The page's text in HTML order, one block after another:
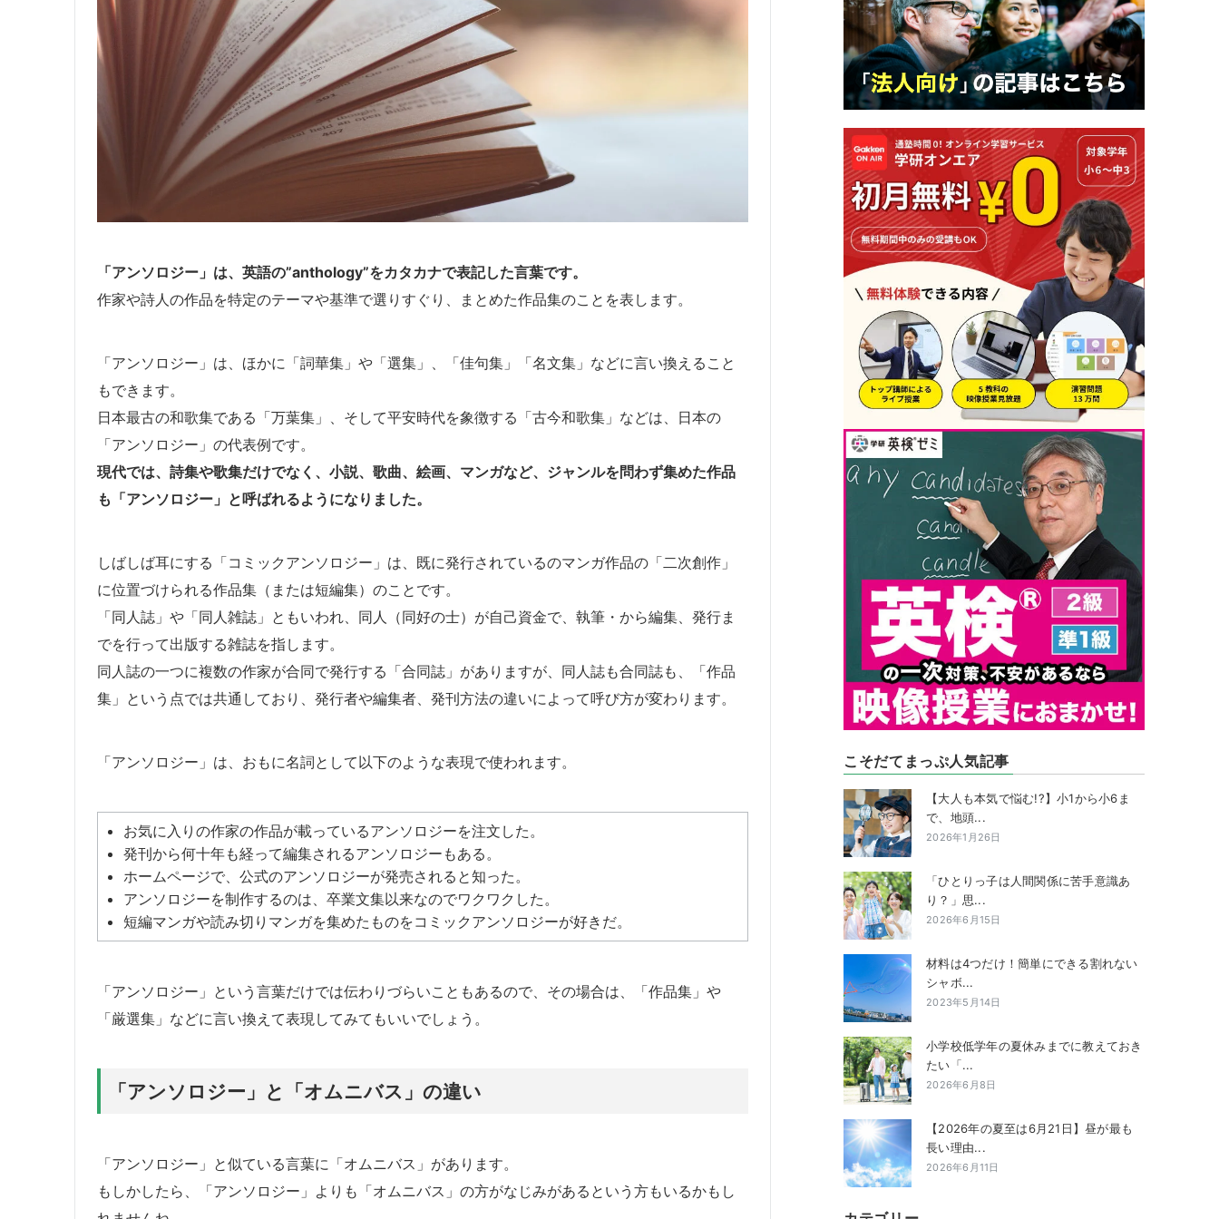
「アンソロジー」は、英語の”anthology”をカタカナで表記した言葉です。
作家や詩人の作品を特定のテーマや基準で選りすぐり、まとめた作品集のことを表します。
「アンソロジー」は、ほかに「詞華集」や「選集」、「佳句集」「名文集」などに言い換えること
もできます。
日本最古の和歌集である「万葉集」、そして平安時代を象徴する「古今和歌集」などは、日本の
「アンソロジー」の代表例です。
現代では、詩集や歌集だけでなく、小説、歌曲、絵画、マンガなど、ジャンルを問わず集めた作品
も「アンソロジー」と呼ばれるようになりました。
しばしば耳にする「コミックアンソロジー」は、既に発行されているのマンガ作品の「二次創作」
に位置づけられる作品集（または短編集）のことです。
「同人誌」や「同人雑誌」ともいわれ、同人（同好の士）が自己資金で、執筆・から編集、発行ま
でを行って出版する雑誌を指します。
同人誌の一つに複数の作家が合同で発行する「合同誌」がありますが、同人誌も合同誌も、「作品
集」という点では共通しており、発行者や編集者、発刊方法の違いによって呼び方が変わります。
「アンソロジー」は、おもに名詞として以下のような表現で使われます。
お気に入りの作家の作品が載っているアンソロジーを注文した。
発刊から何十年も経って編集されるアンソロジーもある。
ホームページで、公式のアンソロジーが発売されると知った。
アンソロジーを制作するのは、卒業文集以来なのでワクワクした。
短編マンガや読み切りマンガを集めたものをコミックアンソロジーが好きだ。
「アンソロジー」という言葉だけでは伝わりづらいこともあるので、その場合は、「作品集」や
「厳選集」などに言い換えて表現してみてもいいでしょう。
「アンソロジー」と「オムニバス」の違い
「アンソロジー」と似ている言葉に「オムニバス」があります。
もしかしたら、「アンソロジー」よりも「オムニバス」の方がなじみがあるという方もいるかもし
こそだてまっぷ人気記事
【大人も本気で悩む!?】小1から小6ま
で、地頭...
2026年1月26日
「ひとりっ子は人間関係に苦手意識あ
り？」思...
2026年6月15日
材料は4つだけ！簡単にできる割れない
シャボ...
2023年5月14日
小学校低学年の夏休みまでに教えておき
たい「...
2026年6月8日
【2026年の夏至は6月21日】昼が最も
長い理由...
2026年6月11日